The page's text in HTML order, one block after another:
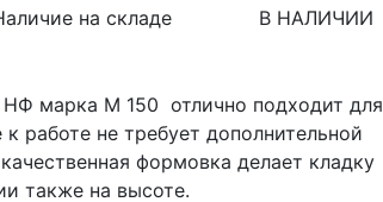
на складе
В НАЛИЧИИ
марка М 150 отлично подходит для
работе не требует дополнительной
формовка делает кладку
также на высоте.